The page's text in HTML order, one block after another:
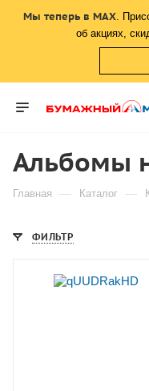
Мы теперь в MAX.
об акциях,
Альбомы
Главная — Каталог —
ФИЛЬТР